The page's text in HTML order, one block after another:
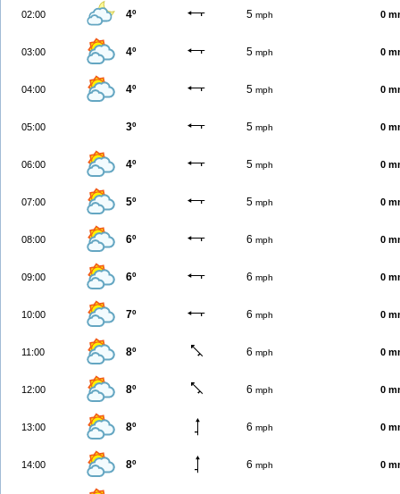
02:00 4º 5 mph 0
03:00 4º 5 mph 0
04:00 4º 5 mph 0
05:00 3º 5 mph 0
06:00 4º 5 mph 0
07:00 5º 5 mph 0
08:00 6º 6 mph 0
09:00 6º 6 mph 0
10:00 7º 6 mph 0
11:00 8º 6 mph 0
12:00 8º 6 mph 0
13:00 8º 6 mph 0
14:00 8º 6 mph 0